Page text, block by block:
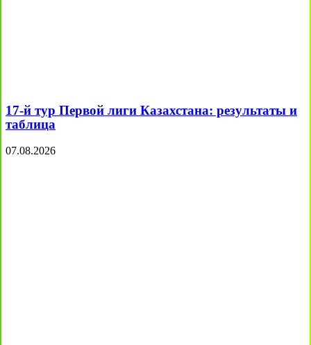
17-й тур Первой лиги Казахстана: результаты и
таблица
07.08.2026